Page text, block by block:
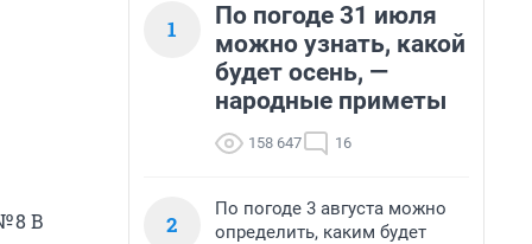
8 В
1
По погоде 31 июля
можно узнать, какой
будет осень, —
народные приметы
158 647 16
2
По погоде 3 августа можно
определить, каким будет